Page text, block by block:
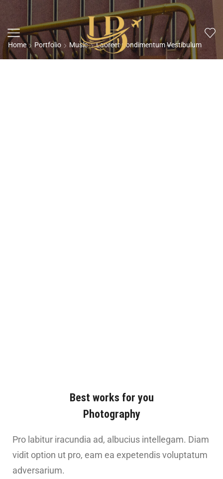
Home Portfolio Music Laoreet Condimentum Vestibulum
Best works for you
Photography
Pro labitur iracundia ad, albucius intellegam. Diam
vidit option ut pro, eam ea expetendis voluptatum
adversarium.